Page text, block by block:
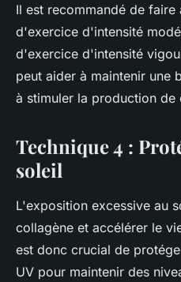
Il est recommandé de faire
d'exercice d'intensité
d'exercice d'intensité
peut aider à maintenir une
à stimuler la production de
Technique 4 :
soleil
L'exposition excessive au
collagène et accélérer le
est donc crucial de
UV pour maintenir des